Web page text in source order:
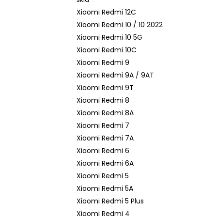
Xiaomi Redmi 12C
Xiaomi Redmi 10 / 10 2022
Xiaomi Redmi 10 5G
Xiaomi Redmi 10C
Xiaomi Redmi 9
Xiaomi Redmi 9A / 9AT
Xiaomi Redmi 9T
Xiaomi Redmi 8
Xiaomi Redmi 8A
Xiaomi Redmi 7
Xiaomi Redmi 7A
Xiaomi Redmi 6
Xiaomi Redmi 6A
Xiaomi Redmi 5
Xiaomi Redmi 5A
Xiaomi Redmi 5 Plus
Xiaomi Redmi 4